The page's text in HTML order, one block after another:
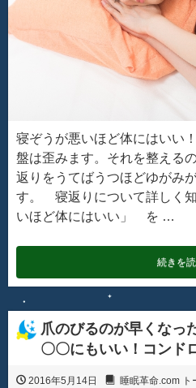
寝ぞうが悪いほど体にはいい
盤は歪みます。それを整える
返りをうてばうつほどゆがみ
す。 寝返りについて詳しく
いほど体にはいい」 を …
続きを
爪のびるのが早くなっ
〇〇にもいい！コンド
2016年5月14日 睡眠革命.com ト